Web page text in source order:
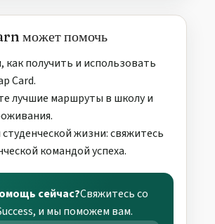
может помочь
как получить и использовать
Card.
лучшие маршруты в школу и
жизни: свяжитесь
командой успеха.
сейчас?Свяжитесь со
и мы поможем вам.